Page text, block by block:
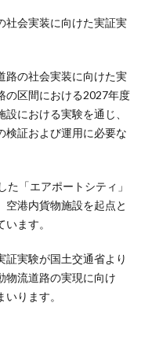
社会実装に向けた実証実
路の社会実装に向けた実
の区間における2027年度
における実験を通じ、
検証および運用に必要な
「エアポートシティ」
港内貨物施設を起点と
ます。
実験が国土交通省より
物流道路の実現に向け
ります。